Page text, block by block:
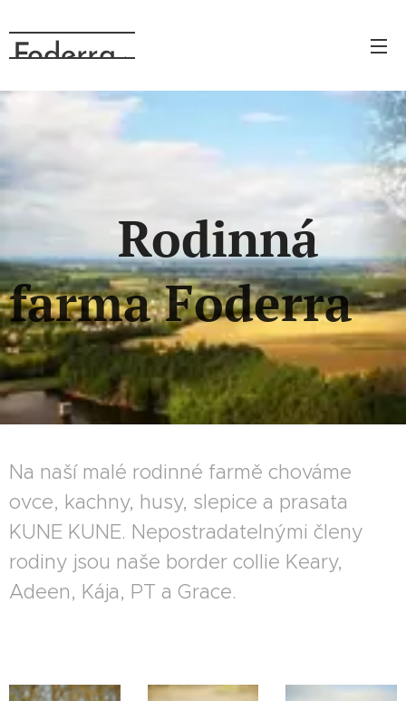
Foderra.cz
Rodinná
farma Foderra
Na naší malé rodinné farmě chováme
ovce, kachny, husy, slepice a prasata
KUNE KUNE. Nepostradatelnými členy
rodiny jsou naše border collie Keary,
Adeen, Kája, PT a Grace.